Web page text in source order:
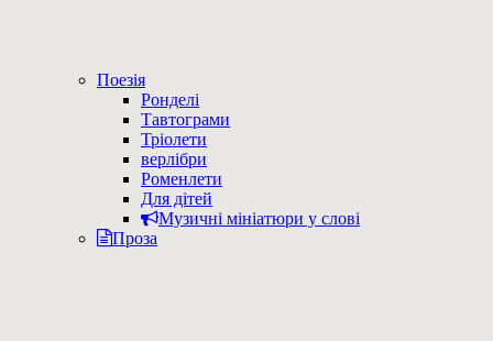
Поезія
Ронделі
Тавтограми
Тріолети
верлібри
Роменлети
Для дітей
Музичні мініатюри у слові
Проза